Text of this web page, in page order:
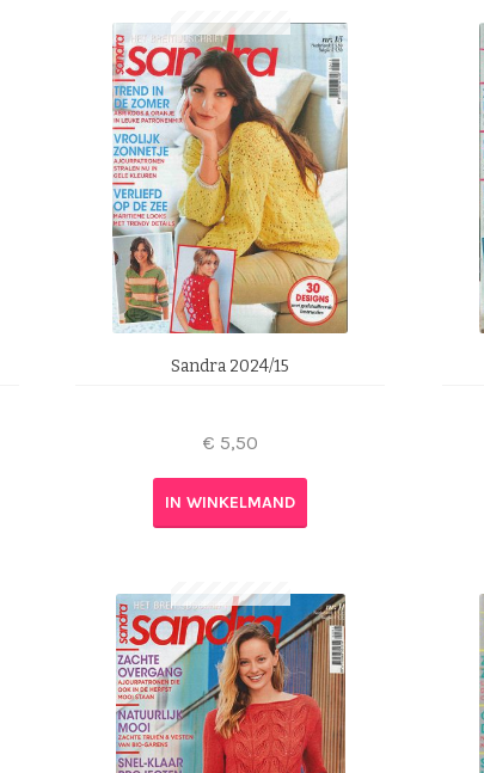
Sandra 2024/15
€ 5,50
IN WINKELMAND